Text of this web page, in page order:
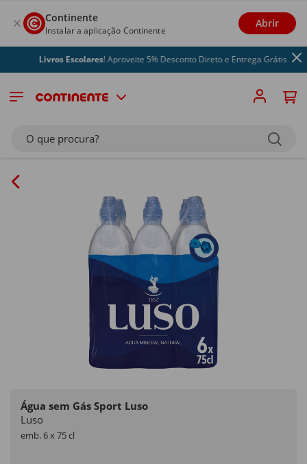
Continente
Instalar a aplicação Continente
Abrir
Livros Escolares! Aproveite 5% Desconto Direto e Entrega Grátis
O que procura?
Água sem Gás Sport Luso
Luso
emb. 6 x 75 cl